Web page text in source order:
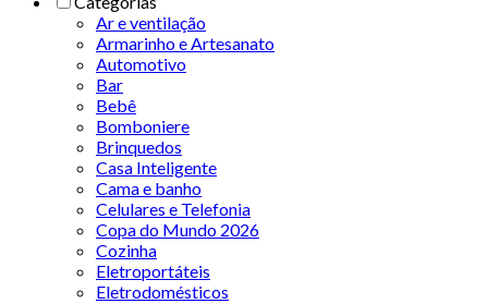
Ar e ventilação
Armarinho e Artesanato
Automotivo
Bar
Bebê
Bomboniere
Brinquedos
Casa Inteligente
Cama e banho
Celulares e Telefonia
Copa do Mundo 2026
Cozinha
Eletroportáteis
Eletrodomésticos